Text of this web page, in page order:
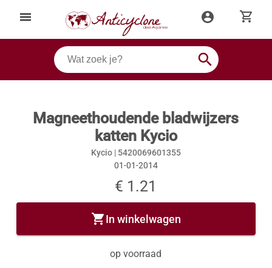
menu account_circle shopping_cart
search
Magneethoudende bladwijzers
katten Kycio
Kycio | 5420069601355
01-01-2014
€ 1.21
shopping_cartIn winkelwagen
op voorraad